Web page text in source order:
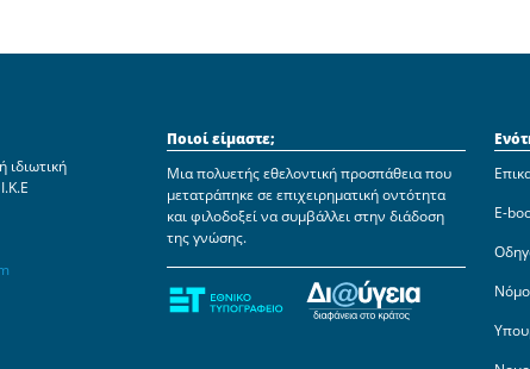
ιδιωτική
Ποιοί είμαστε;
Μια πολυετής εθελοντική προσπάθεια που
μετατράπηκε σε επιχειρηματική οντότητα
και φιλοδοξεί να συμβάλλει στην διάδοση
της γνώσης.
E-